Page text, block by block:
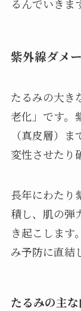
るんでいきま
紫外線ダメ
たるみの大き
老化」です。
（真皮層）
変性させたり
長年にわたり
積し、肌の弾
き起こします
み予防に直結
たるみの主